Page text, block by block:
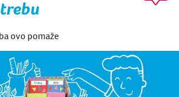
ovo pomaže